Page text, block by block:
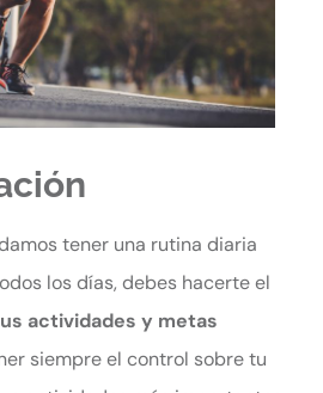
tener una rutina diaria
los días, debes hacerte el
actividades y metas
siempre el control sobre tu